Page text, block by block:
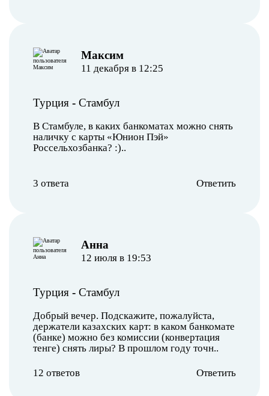
Максим
11 декабря в 12:25
Турция - Стамбул
В Стамбуле, в каких банкоматах можно снять
наличку с карты «Юнион Пэй»
Россельхозбанка? :)..
3 ответа Ответить
Анна
12 июля в 19:53
Турция - Стамбул
Добрый вечер. Подскажите, пожалуйста,
держатели казахских карт: в каком банкомате
(банке) можно без комиссии (конвертация
тенге) снять лиры? В прошлом году точн..
12 ответов Ответить